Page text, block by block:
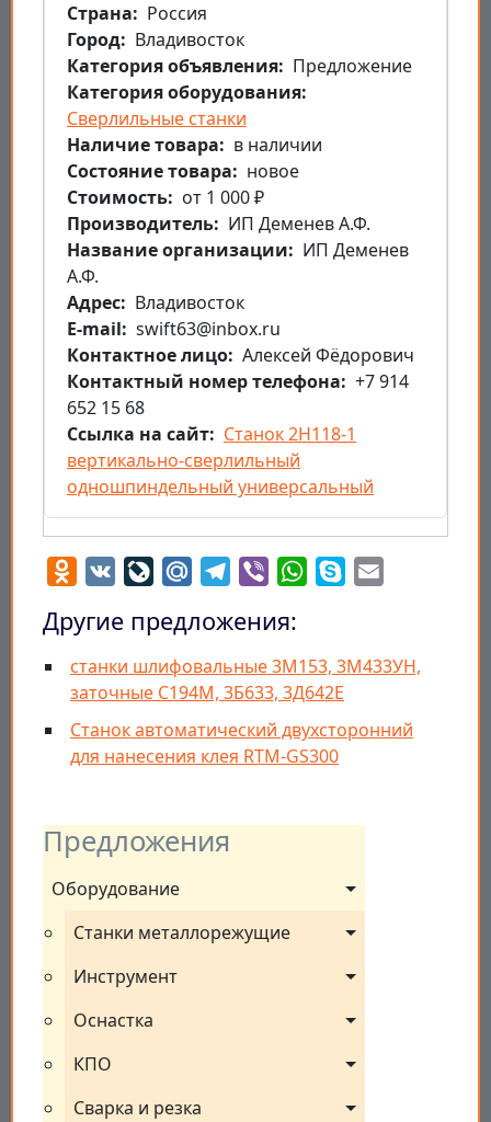
Предложения
Оборудование
Станки металлорежущие
Инструмент
Оснастка
КПО
Сварка и резка
Страна
Россия
Город
Владивосток
Категория объявления
Предложение
Категория оборудования
Сверлильные станки
Наличие товара
в наличии
Состояние товара
новое
Стоимость
от 1 000 ₽
Производитель
ИП Деменев А.Ф.
Название организации
ИП Деменев
А.Ф.
Aдрес
Владивосток
E-mail
swift63@inbox.ru
Контактное лицо Алексей Фёдорович
Контактный номер телефона
+7 914
652 15 68
Ссылка на сайт
Станок 2Н118-1
вертикально-сверлильный
одношпиндельный универсальный
Odnoklassniki
VK LiveJournal
Mail.RuTelegram
Viber WhatsApp
Skype
Другие предложения:
станки шлифовальные 3М153, 3М433УН,
заточные С194М, 3Б633, 3Д642Е
Станок автоматический двухсторонний
для нанесения клея RTM-GS300